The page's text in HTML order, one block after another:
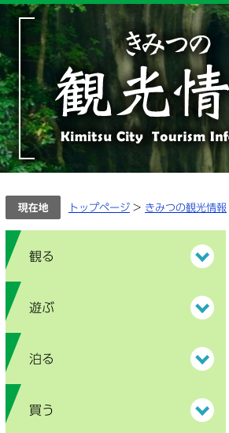
トップページ > きみつの観光情報
観る
遊ぶ
泊る
買う